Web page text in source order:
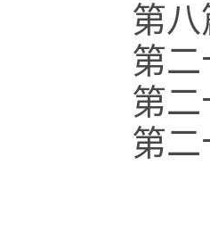
第
第二
第二
第二